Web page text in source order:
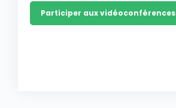
Participer aux vidéoconférences